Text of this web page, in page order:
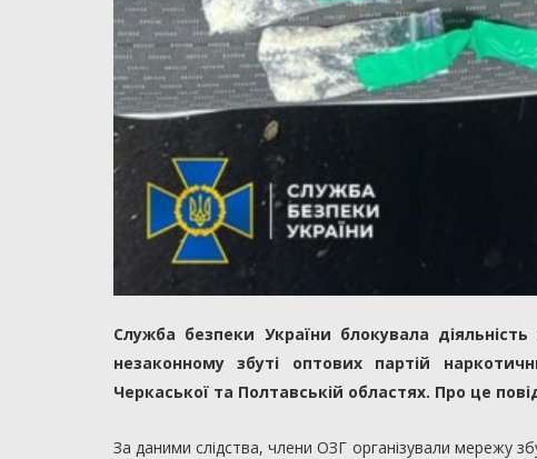
Служба безпеки України блокувала діяльність
незаконному збуті оптових партій
Черкаської та Полтавській областях. Про це
За даними слідства, члени ОЗГ організували мережу